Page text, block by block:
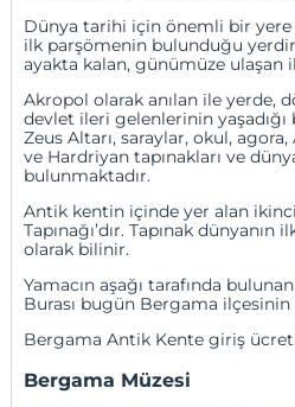
Dünya tarihi için önemli bir
ilk parşömenin bulunduğu
ayakta kalan, günümüze ulaşan
Akropol olarak anılan ile yerde,
devlet ileri gelenlerinin yaşadığı
Zeus Altarı, saraylar, okul,
ve Hardriyan tapınakları ve
bulunmaktadır.
Antik kentin içinde yer alan
Tapınağı’dır. Tapınak dünyanın
olarak bilinir.
Yamacın aşağı tarafında
Burası bugün Bergama
Bergama Antik Kente giriş ücreti
Bergama Müzesi